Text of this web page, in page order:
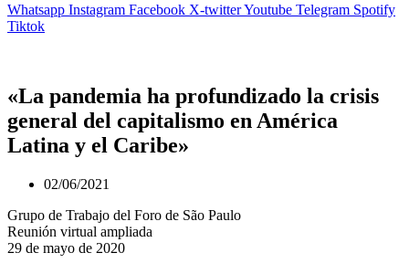
Whatsapp Instagram Facebook X-twitterYoutube Telegram Spotify
Tiktok
«La pandemia ha profundizado la crisis
general del capitalismo en América
Latina y el Caribe»
02/06/2021
Grupo de Trabajo del Foro de São Paulo
Reunión virtual ampliada
29 de mayo de 2020